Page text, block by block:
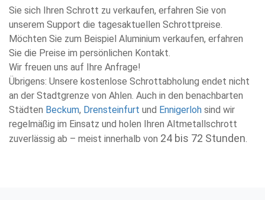
Sie sich Ihren Schrott zu verkaufen, erfahren Sie von
unserem Support die tagesaktuellen Schrottpreise.
Möchten Sie zum Beispiel Aluminium verkaufen, erfahren
Sie die Preise im persönlichen Kontakt.
Wir freuen uns auf Ihre Anfrage!
Übrigens: Unsere kostenlose Schrottabholung endet nicht
an der Stadtgrenze von Ahlen. Auch in den benachbarten
Städten Beckum, Drensteinfurt und Ennigerloh sind wir
regelmäßig im Einsatz und holen Ihren Altmetallschrott
zuverlässig ab – meist innerhalb von 24 bis 72 Stunden.